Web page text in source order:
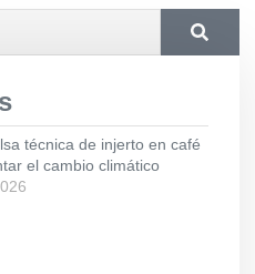
técnica de injerto en café
el cambio climático